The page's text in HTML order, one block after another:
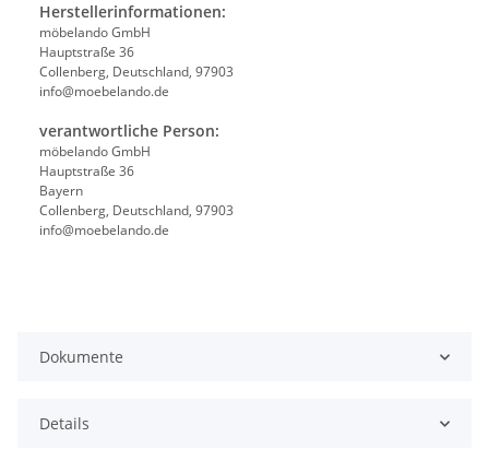
Herstellerinformationen:
möbelando GmbH
Hauptstraße 36
Collenberg, Deutschland, 97903
info@moebelando.de
verantwortliche Person:
möbelando GmbH
Hauptstraße 36
Bayern
Collenberg, Deutschland, 97903
info@moebelando.de
Dokumente
Details